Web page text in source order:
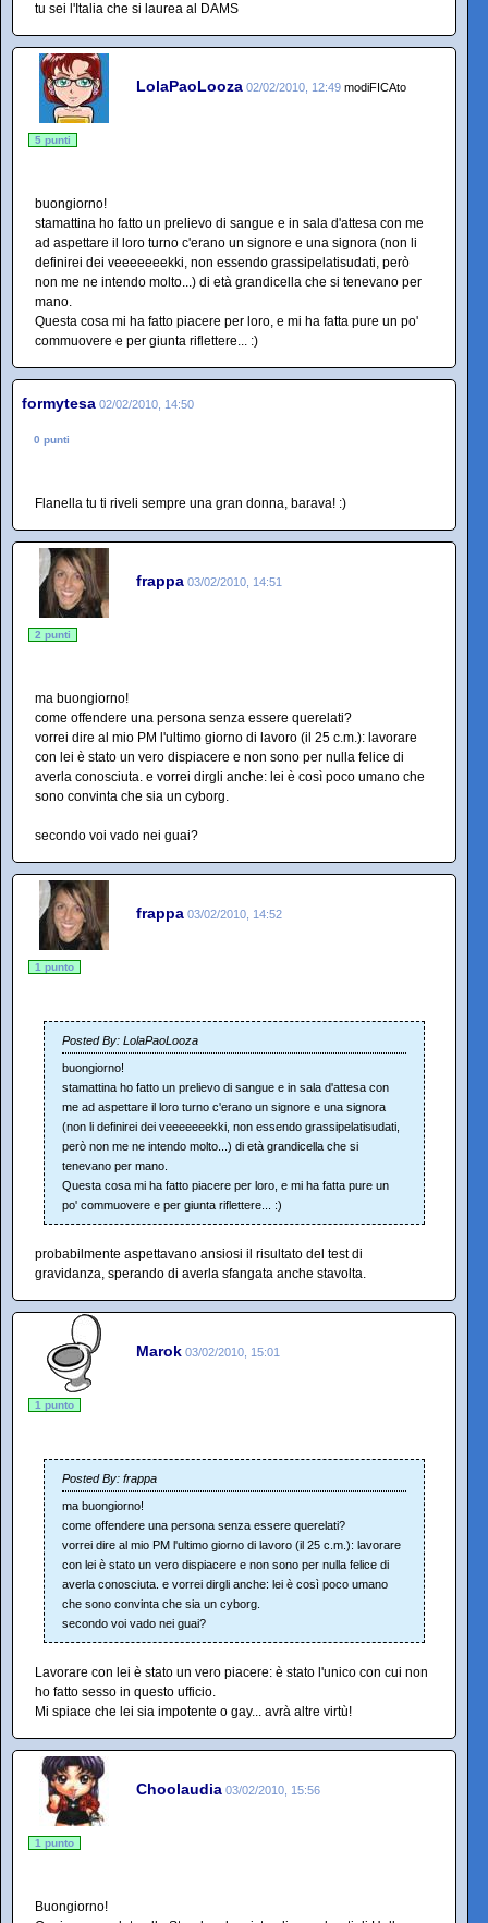
tu sei l'Italia che si laurea al DAMS
LolaPaoLooza 02/02/2010, 12:49 modiFICAto
5 punti
buongiorno!
stamattina ho fatto un prelievo di sangue e in sala d'attesa con me
ad aspettare il loro turno c'erano un signore e una signora (non li
definirei dei veeeeeeekki, non essendo grassipelatisudati, però
non me ne intendo molto...) di età grandicella che si tenevano per
mano.
Questa cosa mi ha fatto piacere per loro, e mi ha fatta pure un po'
commuovere e per giunta riflettere... :)
formytesa 02/02/2010, 14:50
0 punti
Flanella tu ti riveli sempre una gran donna, barava! :)
frappa 03/02/2010, 14:51
2 punti
ma buongiorno!
come offendere una persona senza essere querelati?
vorrei dire al mio PM l'ultimo giorno di lavoro (il 25 c.m.): lavorare
con lei è stato un vero dispiacere e non sono per nulla felice di
averla conosciuta. e vorrei dirgli anche: lei è così poco umano che
sono convinta che sia un cyborg.
secondo voi vado nei guai?
frappa 03/02/2010, 14:52
1 punto
Posted By: LolaPaoLooza
buongiorno!
stamattina ho fatto un prelievo di sangue e in sala d'attesa con
me ad aspettare il loro turno c'erano un signore e una signora
(non li definirei dei veeeeeeekki, non essendo grassipelatisudati,
però non me ne intendo molto...) di età grandicella che si
tenevano per mano.
Questa cosa mi ha fatto piacere per loro, e mi ha fatta pure un
po' commuovere e per giunta riflettere... :)
probabilmente aspettavano ansiosi il risultato del test di
gravidanza, sperando di averla sfangata anche stavolta.
Marok 03/02/2010, 15:01
1 punto
Posted By: frappa
ma buongiorno!
come offendere una persona senza essere querelati?
vorrei dire al mio PM l'ultimo giorno di lavoro (il 25 c.m.): lavorare
con lei è stato un vero dispiacere e non sono per nulla felice di
averla conosciuta. e vorrei dirgli anche: lei è così poco umano
che sono convinta che sia un cyborg.
secondo voi vado nei guai?
Lavorare con lei è stato un vero piacere: è stato l'unico con cui non
ho fatto sesso in questo ufficio.
Mi spiace che lei sia impotente o gay... avrà altre virtù!
Choolaudia 03/02/2010, 15:56
1 punto
Buongiorno!